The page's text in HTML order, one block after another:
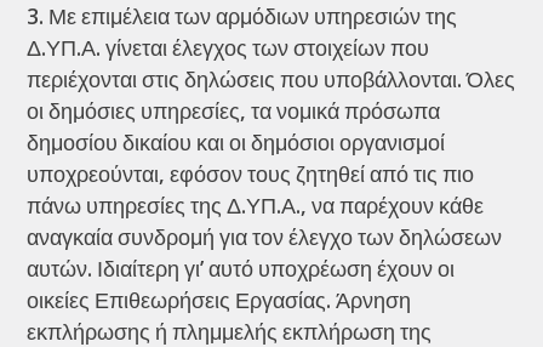
Με επιμέλεια των αρμόδιων υπηρεσιών της
Δ.ΥΠ.Α. γίνεται έλεγχος των στοιχείων που
περιέχονται στις δηλώσεις που υποβάλλονται. Όλες
οι δημόσιες υπηρεσίες, τα νομικά πρόσωπα
δημοσίου δικαίου και οι δημόσιοι οργανισμοί
υποχρεούνται, εφόσον τους ζητηθεί από τις πιο
πάνω υπηρεσίες της Δ.ΥΠ.Α., να παρέχουν κάθε
αναγκαία συνδρομή για τον έλεγχο των δηλώσεων
αυτών. Ιδιαίτερη γι’ αυτό υποχρέωση έχουν οι
οικείες Επιθεωρήσεις Εργασίας. Άρνηση
εκπλήρωσης ή πλημμελής εκπλήρωση της